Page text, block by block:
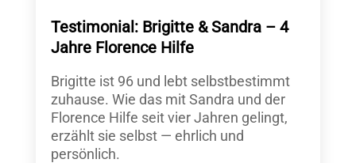
Testimonial: Brigitte & Sandra – 4
Jahre Florence Hilfe
Brigitte ist 96 und lebt selbstbestimmt
zuhause. Wie das mit Sandra und der
Florence Hilfe seit vier Jahren gelingt,
erzählt sie selbst — ehrlich und
persönlich.